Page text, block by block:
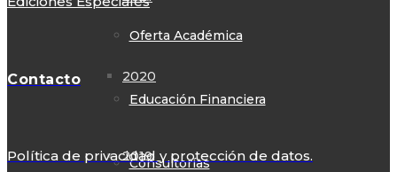
Oferta Académica
Educación Financiera
Consultorías
2020
2019
Contacto
Política de privacidad y protección de datos.